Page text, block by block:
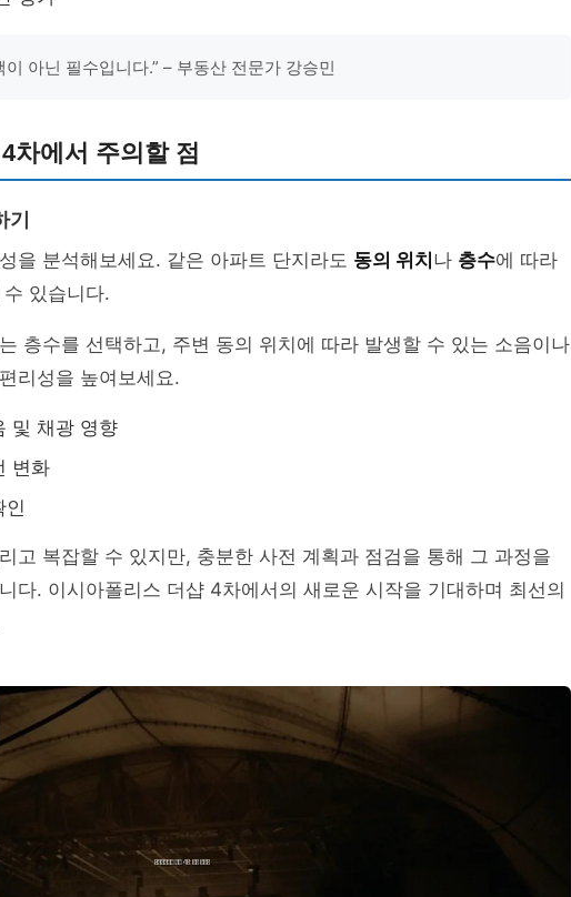
아닌 필수입니다.” – 부동산 전문가 강승민
차에서 주의할 점
을 분석해보세요. 같은 아파트 단지라도 동의 위치 나 층수에 따라
있습니다.
층수를 선택하고, 주변 동의 위치에 따라 발생할 수 있는 소음이나
리성을 높여보세요.
및 채광 영향
변화
인
고 복잡할 수 있지만, 충분한 사전 계획과 점검을 통해 그 과정을
다. 이시아폴리스 더샵 4차에서의 새로운 시작을 기대하며 최선의